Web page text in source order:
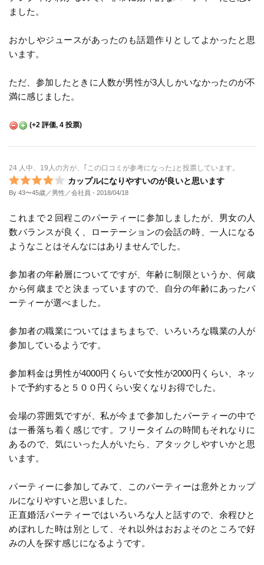
ました。
おかしやジュースがあったのも話題作りとしてよかったと思
います。
ただ、参加したときに人数が男性が3人しかいなかったのが不
満に感じました。
(+2 評価, 4 投票)
24 人中、19人の方が、｢この口コミが参考になった｣と投票しています。
カップルになりやすいのが良いと思います
By 43〜45歳／男性／会社員 - 2018/04/18
これまで２回程このパーティーに参加しましたが、男女の人
数バランスが良く、ローテーションの会話の時、一人になる
ようなことはそんなにはありませんでした。
参加者の年齢層についてですが、年齢に制限というか、何歳
から何歳までと決まっていますので、自分の年齢にあったパ
ーティーが選べました。
参加者の職業についてはまちまちで、いろいろな職業の人が
参加しているようです。
参加料金は男性が4000円くらいで女性が2000円くらい、ネッ
トで予約すると５００円くらい安くなりお得でした。
会場の雰囲気ですが、私が今まで参加したパーティーの中で
は一番落ち着く感じです。フリータイムの時間もそれなりに
あるので、気にいった人がいたら、アタックしやすいかと思
います。
パーティーに参加してみて、このパーティーは意外とカップ
ルになりやすいと思いました。
正直婚活パーティーではいろいろな人と話すので、余程ひと
めぼれした時は別として、それ以外はおおよそのところで好
みの人を探す感じになるようです。